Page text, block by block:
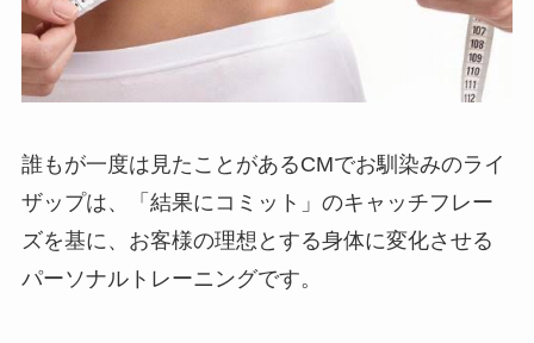
誰もが一度は見たことがあるCMでお馴染みのライ
ザップは、「結果にコミット」のキャッチフレー
ズを基に、お客様の理想とする身体に変化させる
パーソナルトレーニングです。